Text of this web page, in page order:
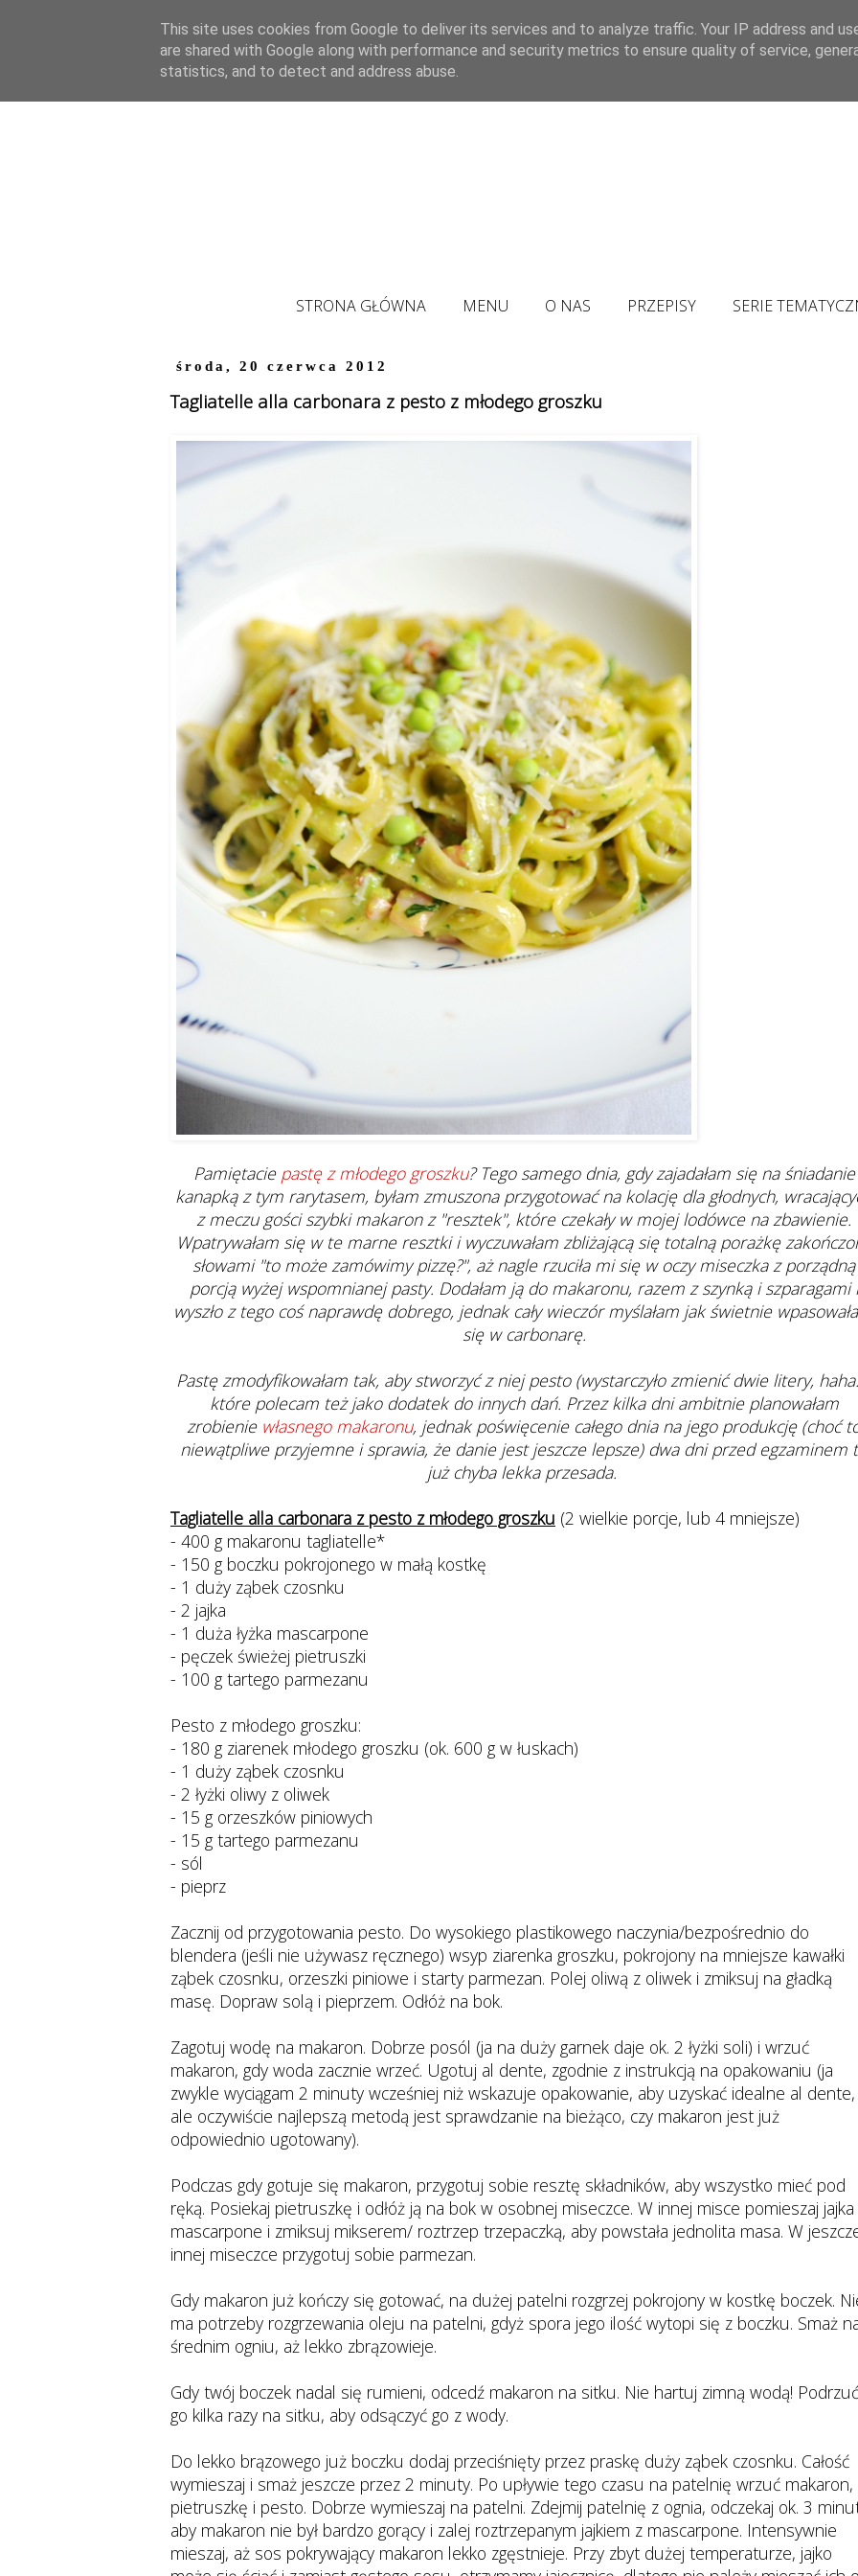
STRONA GŁÓWNA MENU O NAS PRZEPISY SERIE
środa, 20 czerwca 2012
Tagliatelle alla carbonara z pesto z młodego groszku
Pamiętacie pastę z młodego groszku? Tego samego dnia, gdy zajadałam się na śniadanie
kanapką z tym rarytasem, byłam zmuszona przygotować na kolację dla głodnych,
z meczu gości szybki makaron z "resztek", które czekały w mojej lodówce na zbawienie.
Wpatrywałam się w te marne resztki i wyczuwałam zbliżającą się totalną porażkę
słowami "to może zamówimy pizzę?", aż nagle rzuciła mi się w oczy miseczka z porządną
porcją wyżej wspomnianej pasty. Dodałam ją do makaronu, razem z szynką i szparagami i
wyszło z tego coś naprawdę dobrego, jednak cały wieczór myślałam jak świetnie
się w carbonarę.
Pastę zmodyfikowałam tak, aby stworzyć z niej pesto (wystarczyło zmienić dwie litery,
które polecam też jako dodatek do innych dań. Przez kilka dni ambitnie planowałam
zrobienie własnego makaronu, jednak poświęcenie całego dnia na jego produkcję (choć
niewątpliwe przyjemne i sprawia, że danie jest jeszcze lepsze) dwa dni przed egzaminem
już chyba lekka przesada.
Tagliatelle alla carbonara z pesto z młodego groszku (2 wielkie porcje, lub 4 mniejsze)
- 400 g makaronu tagliatelle*
- 150 g boczku pokrojonego w małą kostkę
- 1 duży ząbek czosnku
- 2 jajka
- 1 duża łyżka mascarpone
- pęczek świeżej pietruszki
- 100 g tartego parmezanu
Pesto z młodego groszku:
- 180 g ziarenek młodego groszku (ok. 600 g w łuskach)
- 1 duży ząbek czosnku
- 2 łyżki oliwy z oliwek
- 15 g orzeszków piniowych
- 15 g tartego parmezanu
- sól
- pieprz
Zacznij od przygotowania pesto. Do wysokiego plastikowego naczynia/bezpośrednio do
blendera (jeśli nie używasz ręcznego) wsyp ziarenka groszku, pokrojony na mniejsze kawałki
ząbek czosnku, orzeszki piniowe i starty parmezan. Polej oliwą z oliwek i zmiksuj na gładką
masę. Dopraw solą i pieprzem. Odłóż na bok.
Zagotuj wodę na makaron. Dobrze posól (ja na duży garnek daje ok. 2 łyżki soli) i wrzuć
makaron, gdy woda zacznie wrzeć. Ugotuj al dente, zgodnie z instrukcją na opakowaniu (ja
zwykle wyciągam 2 minuty wcześniej niż wskazuje opakowanie, aby uzyskać idealne al dente,
ale oczywiście najlepszą metodą jest sprawdzanie na bieżąco, czy makaron jest już
odpowiednio ugotowany).
Podczas gdy gotuje się makaron, przygotuj sobie resztę składników, aby wszystko mieć pod
ręką. Posiekaj pietruszkę i odłóż ją na bok w osobnej miseczce. W innej misce pomieszaj jajka
mascarpone i zmiksuj mikserem/ roztrzep trzepaczką, aby powstała jednolita masa. W
innej miseczce przygotuj sobie parmezan.
Gdy makaron już kończy się gotować, na dużej patelni rozgrzej pokrojony w kostkę boczek.
ma potrzeby rozgrzewania oleju na patelni, gdyż spora jego ilość wytopi się z boczku. Smaż
średnim ogniu, aż lekko zbrązowieje.
Gdy twój boczek nadal się rumieni, odcedź makaron na sitku. Nie hartuj zimną wodą! Podrzuć
go kilka razy na sitku, aby odsączyć go z wody.
Do lekko brązowego już boczku dodaj przeciśnięty przez praskę duży ząbek czosnku. Całość
wymieszaj i smaż jeszcze przez 2 minuty. Po upływie tego czasu na patelnię wrzuć makaron,
pietruszkę i pesto. Dobrze wymieszaj na patelni. Zdejmij patelnię z ognia, odczekaj ok. 3
aby makaron nie był bardzo gorący i zalej roztrzepanym jajkiem z mascarpone. Intensywnie
mieszaj, aż sos pokrywający makaron lekko zgęstnieje. Przy zbyt dużej temperaturze, jajko
This site uses cookies from Google to deliver its services and to analyze traffic. Your IP address and
are shared with Google along with performance and security metrics to ensure quality of service,
statistics, and to detect and address abuse.